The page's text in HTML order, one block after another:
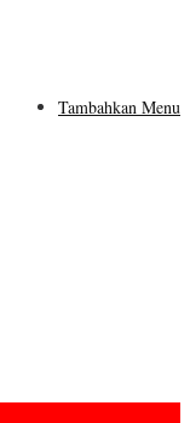
Tambahkan Menu